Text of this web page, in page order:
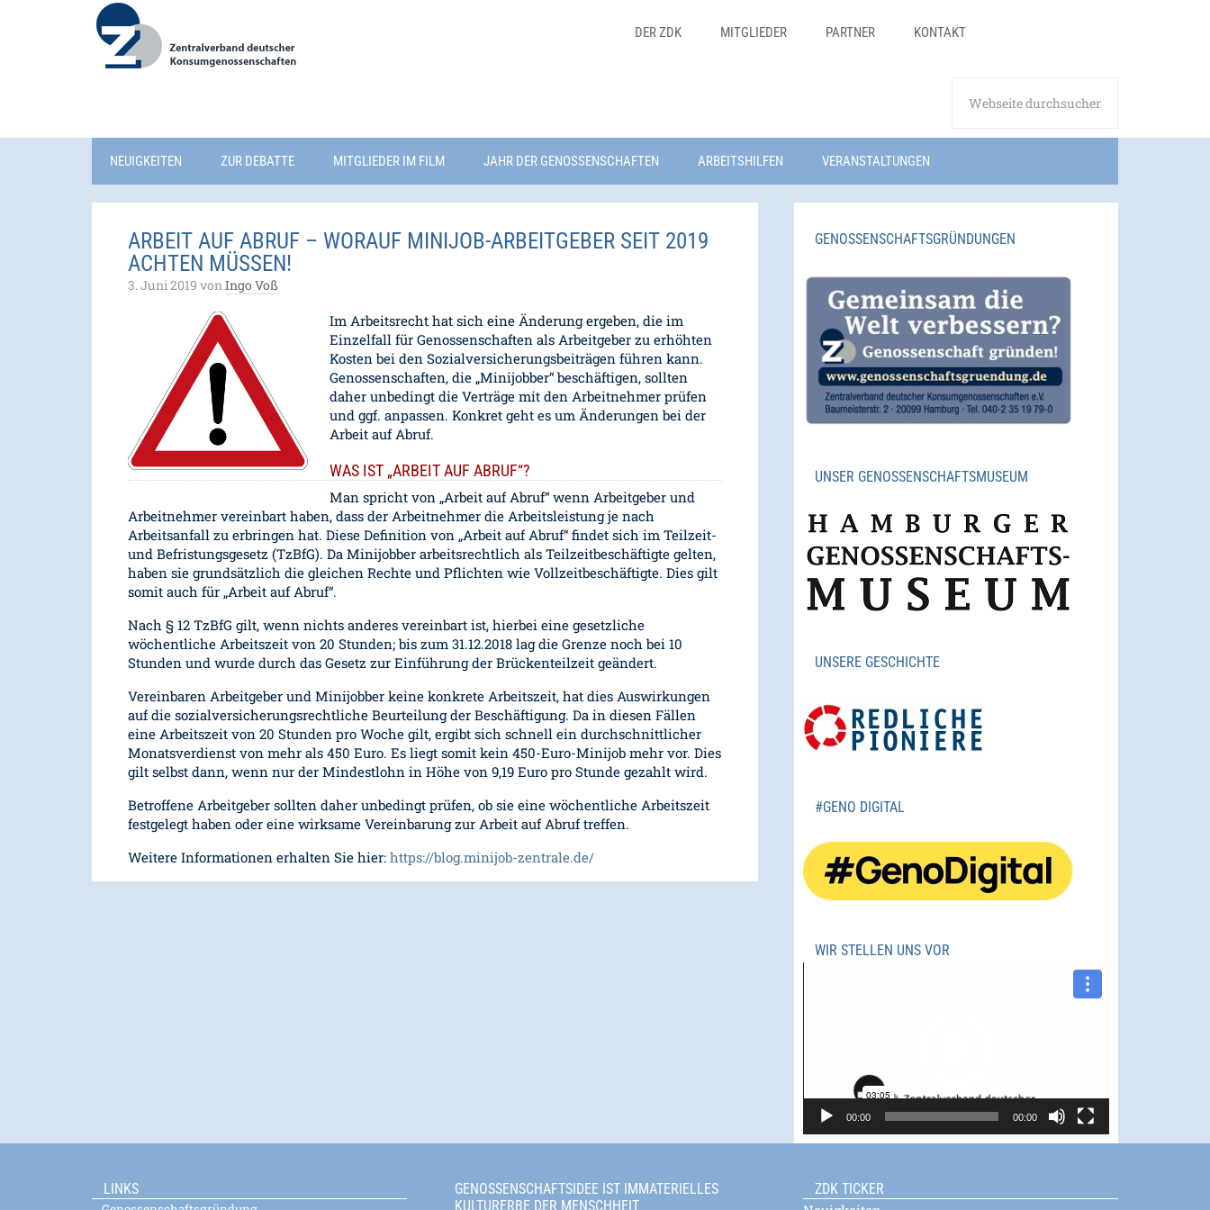
DER ZDK MITGLIEDER PARTNER KONTAKT
NEUIGKEITEN ZUR DEBATTE MITGLIEDER IM FILM JAHR DER GENOSSENSCHAFTEN ARBEITSHILFEN VERANSTALTUNGEN
ARBEIT AUF ABRUF – WORAUF MINIJOB-ARBEITGEBER SEIT 2019
ACHTEN MÜSSEN!
3. Juni 2019 vonIngo Voß
Im Arbeitsrecht hat sich eine Änderung ergeben, die im
Einzelfall für Genossenschaften als Arbeitgeber zu erhöhten
Kosten bei den Sozialversicherungsbeiträgen führen kann.
Genossenschaften, die „Minijobber“ beschäftigen, sollten
daher unbedingt die Verträge mit den Arbeitnehmer prüfen
und ggf. anpassen. Konkret geht es um Änderungen bei der
Arbeit auf Abruf.
WAS IST „ARBEIT AUF ABRUF“?
Man spricht von „Arbeit auf Abruf“ wenn Arbeitgeber und
Arbeitnehmer vereinbart haben, dass der Arbeitnehmer die Arbeitsleistung je nach
Arbeitsanfall zu erbringen hat. Diese Definition von „Arbeit auf Abruf“ findet sich im Teilzeit-
und Befristungsgesetz (TzBfG). Da Minijobber arbeitsrechtlich als Teilzeitbeschäftigte gelten,
haben sie grundsätzlich die gleichen Rechte und Pflichten wie Vollzeitbeschäftigte. Dies gilt
somit auch für „Arbeit auf Abruf“.
Nach § 12 TzBfG gilt, wenn nichts anderes vereinbart ist, hierbei eine gesetzliche
wöchentliche Arbeitszeit von 20 Stunden; bis zum 31.12.2018 lag die Grenze noch bei 10
Stunden und wurde durch das Gesetz zur Einführung der Brückenteilzeit geändert.
Vereinbaren Arbeitgeber und Minijobber keine konkrete Arbeitszeit, hat dies Auswirkungen
auf die sozialversicherungsrechtliche Beurteilung der Beschäftigung. Da in diesen Fällen
eine Arbeitszeit von 20 Stunden pro Woche gilt, ergibt sich schnell ein durchschnittlicher
Monatsverdienst von mehr als 450 Euro. Es liegt somit kein 450-Euro-Minijob mehr vor. Dies
gilt selbst dann, wenn nur der Mindestlohn in Höhe von 9,19 Euro pro Stunde gezahlt wird.
Betroffene Arbeitgeber sollten daher unbedingt prüfen, ob sie eine wöchentliche Arbeitszeit
festgelegt haben oder eine wirksame Vereinbarung zur Arbeit auf Abruf treffen.
Weitere Informationen erhalten Sie hier: https://blog.minijob-zentrale.de/
GENOSSENSCHAFTSGRÜNDUNGEN
UNSER GENOSSENSCHAFTSMUSEUM
UNSERE GESCHICHTE
#GENO DIGITAL
WIR STELLEN UNS VOR
00:00 00:00
LINKS
GENOSSENSCHAFTSIDEE IST IMMATERIELLES
KULTURERBE DER MENSCHHEIT
ZDK TICKER